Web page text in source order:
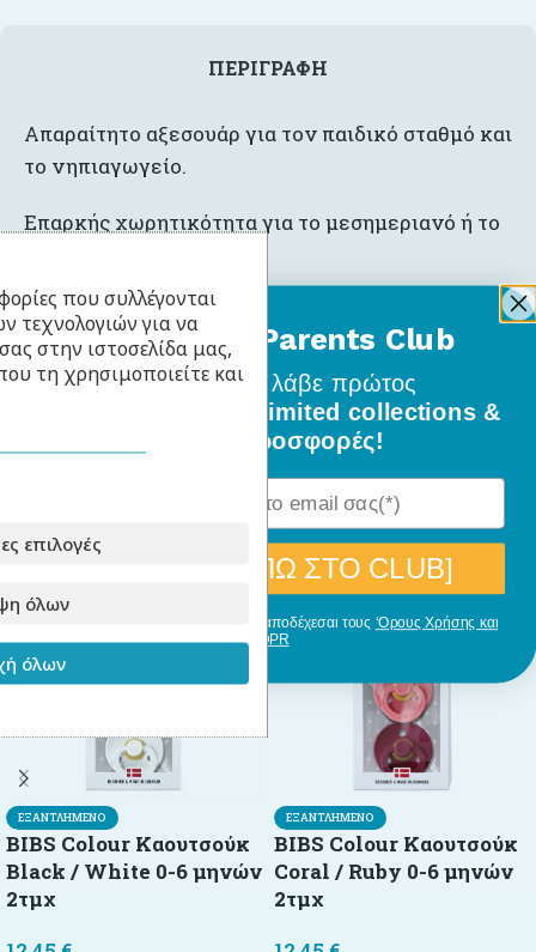
ΠΕΡΙΓΡΑΦΉ
Απαραίτητο αξεσουάρ για τον παιδικό σταθμό και
το νηπιαγωγείο.
Επαρκής χωρητικότητα για το μεσημεριανό ή το
Εύκολο άνοιγμα – κλείσιμο.
Διατηρεί τη φρεσκάδα του φαγητού.
ΕΞΑΝΤΛΗΜΈΝΟ
BIBS Colour Καουτσούκ
Black / White 0-6 μηνών
2τμχ
ΕΞΑΝΤΛΗΜΈΝΟ
BIBS Colour Καουτσούκ
Coral / Ruby 0-6 μηνών
2τμχ
που συλλέγονται
τεχνολογιών για να
στην ιστοσελίδα μας,
τη χρησιμοποιείτε και
επιλογές
όλων
όλων
BabyLlama Parents Club
Γίνε μέλοςκαι λάβε πρώτος
όλα τα νέα σχέδια, limited collections &
ειδικές προσφορές!
[ΘΕΛΩ ΝΑ ΜΠΩ ΣΤΟ CLUB]
Με την εγγραφή σου, δηλώνεις ότι αποδέχεσαι τους ‘Ορους Χρήσης και
GDPR